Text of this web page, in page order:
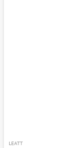
LEATT